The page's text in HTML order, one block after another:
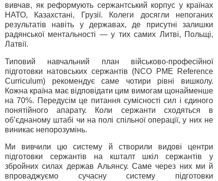
вивчав, як реформують сержантський корпус у країнах
НАТО, Казахстані, Грузії. Колеги досягли непоганих
результатів навіть у державах, де присутні залишки
радянської ментальності — у тих самих Литві, Польщі,
Латвії.
Типовий навчальний план військово-професійної
підготовки натовських сержантів (NCO PME Reference
Curriculum) рекомендує саме чотири рівні вишколу.
Кожна країна має відповідати цим вимогам щонайменше
на 70%. Передусім це питання сумісності сил і єдиного
понятійного апарату. Коли сержанти сходяться в
об’єднаному штабі чи на полі спільної операції, у них не
виникає непорозумінь.
Ми вивчили цю систему й створили видові центри
підготовки сержантів на кшталт шкіл сержантів у
збройних силах держав Альянсу. Саме через них ми й
впроваджуємо сучасну систему підготовки